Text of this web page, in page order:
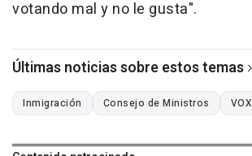
votando mal y no le gusta".
Últimas noticias sobre estos temas
Inmigración Consejo de Ministros VOX